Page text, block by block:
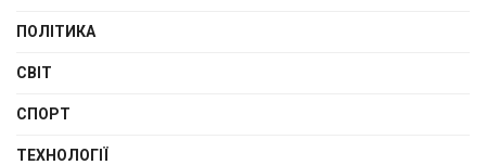
ПОЛІТИКА
СВІТ
СПОРТ
ТЕХНОЛОГІЇ